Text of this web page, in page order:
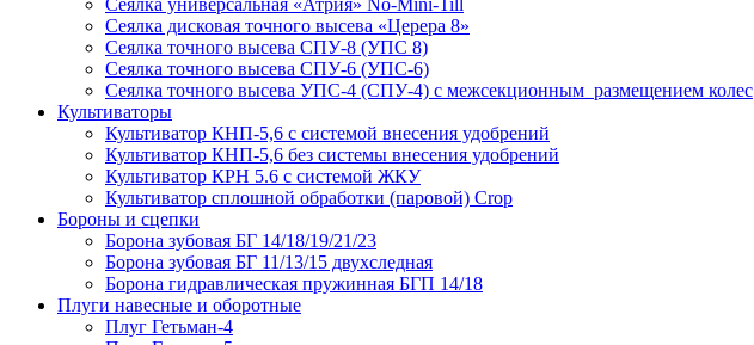
Сеялка универсальная «Атрия» No-Mini-Till
Сеялка дисковая точного высева «Церера 8»
Сеялка точного высева СПУ-8 (УПС 8)
Сеялка точного высева СПУ-6 (УПС-6)
Сеялка точного высева УПС-4 (СПУ-4) с межсекционным размещением колес
Культиваторы
Культиватор КНП-5,6 с системой внесения удобрений
Культиватор КНП-5,6 без системы внесения удобрений
Культиватор КРН 5.6 с системой ЖКУ
Культиватор сплошной обработки (паровой) Crop
Бороны и сцепки
Борона зубовая БГ 14/18/19/21/23
Борона зубовая БГ 11/13/15 двухследная
Борона гидравлическая пружинная БГП 14/18
Плуги навесные и оборотные
Плуг Гетьман-4